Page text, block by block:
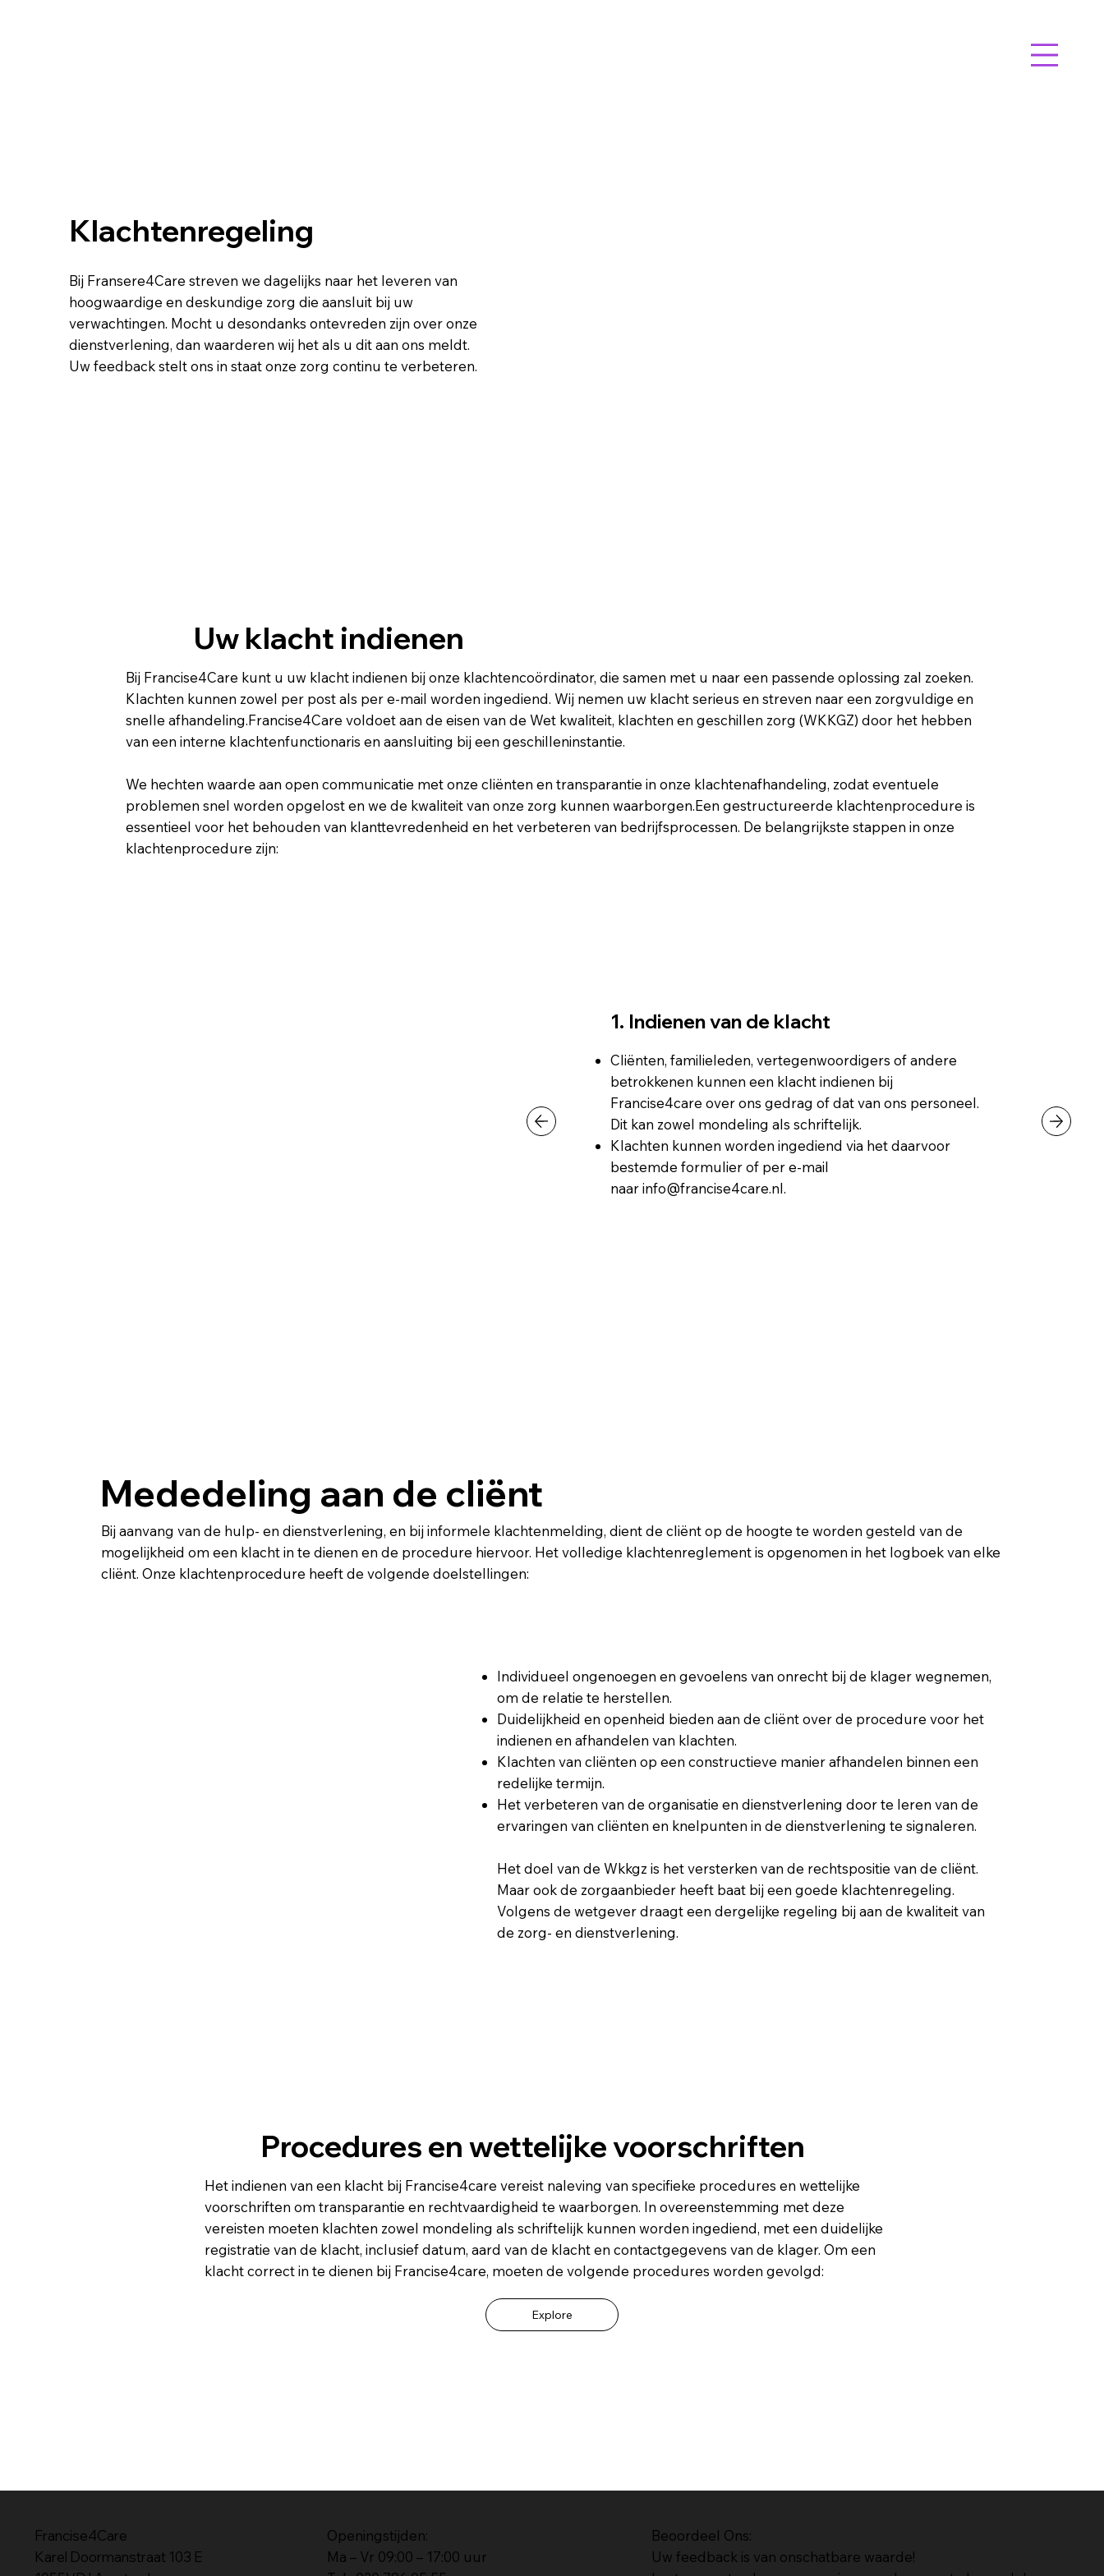
Klachtenregeling
Bij Fransere4Care streven we dagelijks naar het leveren van
hoogwaardige en deskundige zorg die aansluit bij uw
verwachtingen. Mocht u desondanks ontevreden zijn over onze
dienstverlening, dan waarderen wij het als u dit aan ons meldt.
Uw feedback stelt ons in staat onze zorg continu te verbeteren.
Uw klacht indienen
Bij Francise4Care kunt u uw klacht indienen bij onze klachtencoördinator, die samen met u naar een passende oplossing zal zoeken.
Klachten kunnen zowel per post als per e-mail worden ingediend. Wij nemen uw klacht serieus en streven naar een zorgvuldige en
snelle afhandeling.Francise4Care voldoet aan de eisen van de Wet kwaliteit, klachten en geschillen zorg (WKKGZ) door het hebben
van een interne klachtenfunctionaris en aansluiting bij een geschilleninstantie.
We hechten waarde aan open communicatie met onze cliënten en transparantie in onze klachtenafhandeling, zodat eventuele
problemen snel worden opgelost en we de kwaliteit van onze zorg kunnen waarborgen.Een gestructureerde klachtenprocedure is
essentieel voor het behouden van klanttevredenheid en het verbeteren van bedrijfsprocessen. De belangrijkste stappen in onze
klachtenprocedure zijn:
Mededeling aan de cliënt
Bij aanvang van de hulp- en dienstverlening, en bij informele klachtenmelding, dient de cliënt op de hoogte te worden gesteld van de
mogelijkheid om een klacht in te dienen en de procedure hiervoor. Het volledige klachtenreglement is opgenomen in het logboek van elke
cliënt. Onze klachtenprocedure heeft de volgende doelstellingen:
Individueel ongenoegen en gevoelens van onrecht bij de klager wegnemen,
om de relatie te herstellen.
Duidelijkheid en openheid bieden aan de cliënt over de procedure voor het
indienen en afhandelen van klachten.
Klachten van cliënten op een constructieve manier afhandelen binnen een
redelijke termijn.
Het verbeteren van de organisatie en dienstverlening door te leren van de
ervaringen van cliënten en knelpunten in de dienstverlening te signaleren.
Het doel van de Wkkgz is het versterken van de rechtspositie van de cliënt.
Maar ook de zorgaanbieder heeft baat bij een goede klachtenregeling.
Volgens de wetgever draagt een dergelijke regeling bij aan de kwaliteit van
de zorg- en dienstverlening.
Procedures en wettelijke voorschriften
Het indienen van een klacht bij Francise4care vereist naleving van specifieke procedures en wettelijke
voorschriften om transparantie en rechtvaardigheid te waarborgen. In overeenstemming met deze
vereisten moeten klachten zowel mondeling als schriftelijk kunnen worden ingediend, met een duidelijke
registratie van de klacht, inclusief datum, aard van de klacht en contactgegevens van de klager. Om een
klacht correct in te dienen bij Francise4care, moeten de volgende procedures worden gevolgd:
Explore
1. Indienen van de klacht
Cliënten, familieleden, vertegenwoordigers of andere
betrokkenen kunnen een klacht indienen bij
Francise4care over ons gedrag of dat van ons personeel.
Dit kan zowel mondeling als schriftelijk.
Klachten kunnen worden ingediend via het daarvoor
bestemde formulier of per e-mail
naarinfo@francise4care.nl.
Francise4Care
Karel Doormanstraat 103 E
Openingstijden:
Ma – Vr 09:00 – 17:00 uur
Beoordeel Ons:
Uw feedback is van onschatbare waarde!